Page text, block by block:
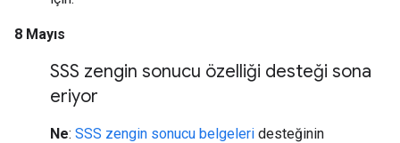
8 Mayıs
SSS zengin sonucu özelliği desteği sona
eriyor
Ne: SSS zengin sonucu belgeleri desteğinin